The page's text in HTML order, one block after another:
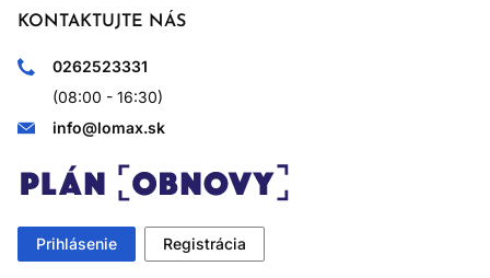
KONTAKTUJTE NÁS
0262523331
(08:00 - 16:30)
info@lomax.sk
Prihlásenie Registrácia